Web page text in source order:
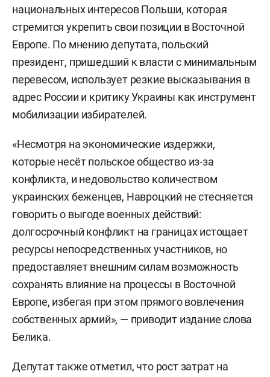
национальных интересов Польши, которая
стремится укрепить свои позиции в Восточной
Европе. По мнению депутата, польский
президент, пришедший к власти с минимальным
перевесом, использует резкие высказывания в
адрес России и критику Украины как инструмент
мобилизации избирателей.
«Несмотря на экономические издержки,
которые несёт польское общество из-за
конфликта, и недовольство количеством
украинских беженцев, Навроцкий не стесняется
говорить о выгоде военных действий:
долгосрочный конфликт на границах истощает
ресурсы непосредственных участников, но
предоставляет внешним силам возможность
сохранять влияние на процессы в Восточной
Европе, избегая при этом прямого вовлечения
собственных армий», — приводит издание слова
Белика.
Депутат также отметил, что рост затрат на